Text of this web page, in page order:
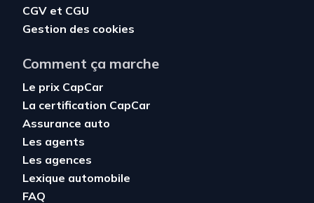
CGV et CGU
Gestion des cookies
Comment ça marche
Le prix CapCar
La certification CapCar
Assurance auto
Les agents
Les agences
Lexique automobile
FAQ